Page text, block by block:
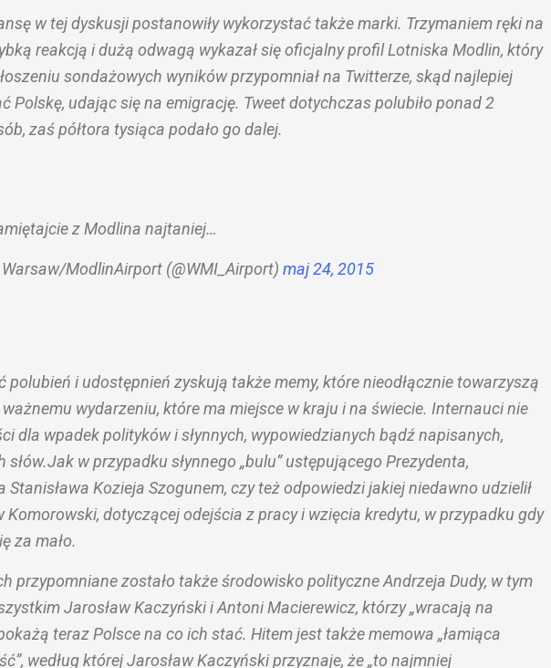
w tej dyskusji postanowiły wykorzystać także marki. Trzymaniem ręki na
reakcją i dużą odwagą wykazał się oficjalny profil Lotniska Modlin, który
sondażowych wyników przypomniał na Twitterze, skąd najlepiej
Polskę, udając się na emigrację. Tweet dotychczas polubiło ponad 2
zaś półtora tysiąca podało go dalej.
z Modlina najtaniej…
ModlinAirport (@WMI_Airport) maj 24, 2015
polubień i udostępnień zyskują także memy, które nieodłącznie towarzyszą
wydarzeniu, które ma miejsce w kraju i na świecie. Internauci nie
dla wpadek polityków i słynnych, wypowiedzianych bądź napisanych,
słów.Jak w przypadku słynnego „bulu” ustępującego Prezydenta,
Stanisława Kozieja Szogunem, czy też odpowiedzi jakiej niedawno udzielił
Komorowski, dotyczącej odejścia z pracy i wzięcia kredytu, w przypadku gdy
za mało.
przypomniane zostało także środowisko polityczne Andrzeja Dudy, w tym
Jarosław Kaczyński i Antoni Macierewicz, którzy „wracają na
teraz Polsce na co ich stać. Hitem jest także memowa „łamiąca
według której Jarosław Kaczyński przyznaje, że „to najmniej